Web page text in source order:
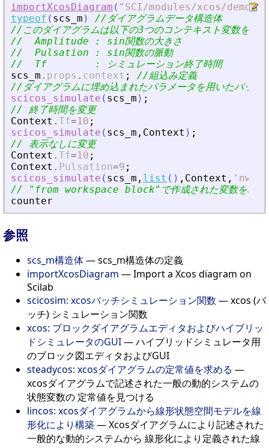
importXcosDiagram ( " SCI/modules/xcos/
typeof ( scs_m )
//ダイアグラムデータ構造体
//このダイアグラムは以下の3つのコンテキスト変数を使
//  Amplitude : sin関数の大きさ
//  Pulsation : sin関数の脈動
//  Tf        : シミュレーション終了時間
scs_m . props . context ;
//組込み定義
//ダイアグラムに埋め込まれたパラメータを用いたバッ
scicos_simulate ( scs_m ) ;
// 終了時間を変更
Context . Tf=10 ;
scicos_simulate ( scs_m , Context ) ;
// 表示なしに変更
Context . Tf=10 ;
Context . Pulsation=9 ;
scicos_simulate ( scs_m , list ( ) , Context , ' nw
//
" from workspace block" で作成された変数を取得
counter
参照
scs_m構造体— scs_m構造体の定義
importXcosDiagram — Import a Xcos diagram on
Scilab
scicosim: xcosバッチシミュレーション関数 — xcos (バ
ッチ) シミュレーション関数
xcos: ブロックダイアグラムエディタおよびハイブリッ
ドシミュレータのGUI— ハイブリッドシミュレータ用
のブロック図エディタおよびGUI
steadycos: xcosダイアグラムの定常値を求める —
xcosダイアグラムで記述された一般の動的システムの
状態変数の 定常値を見つける
lincos: xcosダイアグラムから線形状態空間モデルを線
形化により構築— Xcosダイアグラムにより記述された
一般的な動的システムから 線形化により定義された線